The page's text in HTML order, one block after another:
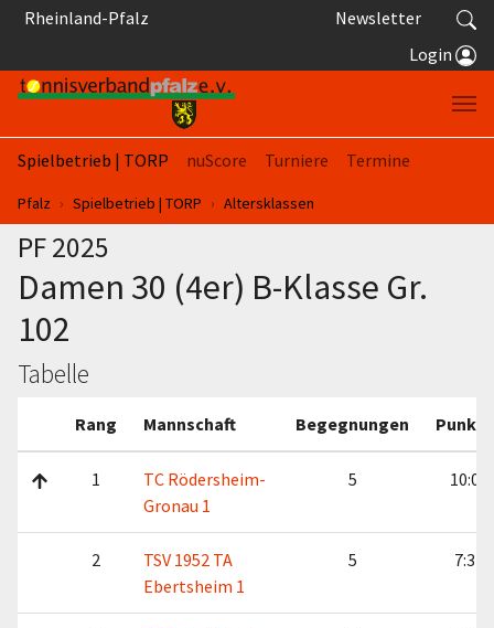
Springe zum Seiteninhalt
Rheinland-Pfalz
Newsletter
Login
Spielbetrieb | TORP nuScore Turniere
Termine
Sie sind hier:
Pfalz Spielbetrieb | TORP Altersklassen
PF 2025
Damen 30 (4er) B-Klasse Gr.
102
Tabelle
Rang Mannschaft Begegnungen Punkte
1
TC Rödersheim-
Gronau 1
5 10:0
2
TSV 1952 TA
Ebertsheim 1
5 7:3